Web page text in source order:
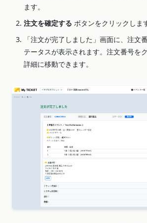
ます。
注文を確定する ボタンをクリックしま
「注文が完了しました」画面に、注文
テータスが表示されます。注文番号を
詳細に移動できます。